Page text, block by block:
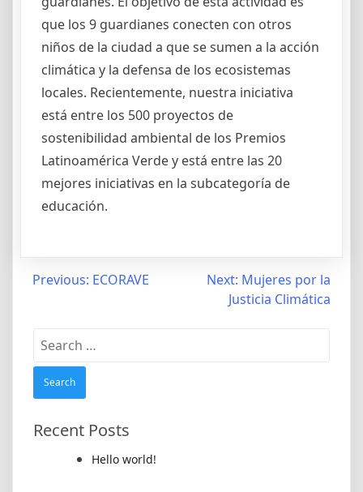
que los 9 guardianes conecten con otros
niños de la ciudad a que se sumen a la acción
climática y la defensa de los ecosistemas
locales. Recientemente, nuestra iniciativa
está entre los 500 proyectos de
sostenibilidad ambiental de los Premios
Latinoamérica Verde y está entre las 20
mejores iniciativas en la subcategoría de
educación.
Post
Previous: ECORAVE Next: Mujeres por la
Justicia Climática
Search
for:
Recent Posts
Hello world!